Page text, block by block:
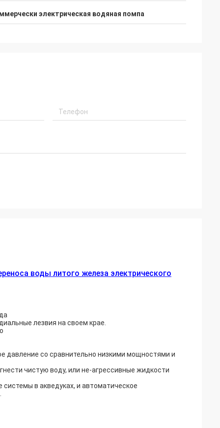
в наших
продуктов. Опытные инженеры
электрическая водяная помпа
воды литого железа электрического
лезвия на своем крае.
давление со сравнительно низкими мощностями и
чистую воду, или не-агрессивные жидкости
в акведуках, и автоматическое